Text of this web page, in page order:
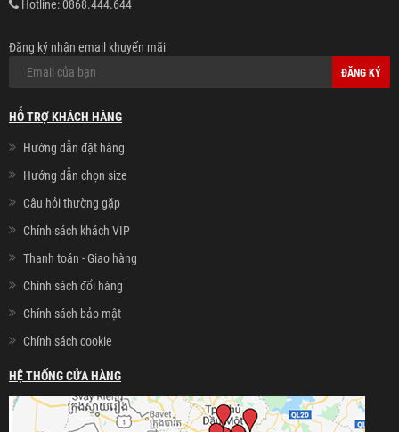
Hotline:0868.444.644
Đăng ký nhận email khuyến mãi
ĐĂNG KÝ
HỖ TRỢ KHÁCH HÀNG
Hướng dẫn đặt hàng
Hướng dẫn chọn size
Câu hỏi thường gặp
Chính sách khách VIP
Thanh toán - Giao hàng
Chính sách đổi hàng
Chính sách bảo mật
Chính sách cookie
HỆ THỐNG CỬA HÀNG